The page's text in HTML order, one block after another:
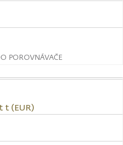
POROVNÁVAČE
t (EUR)